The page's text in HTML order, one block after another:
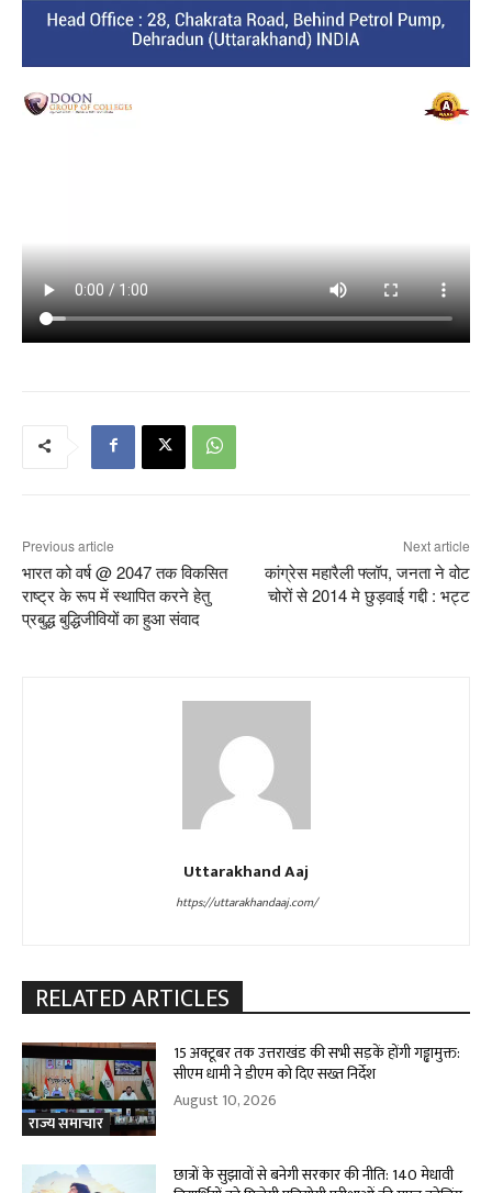
Previous article
भारत को वर्ष @ 2047 तक विकसित
राष्ट्र के रूप में स्थापित करने हेतु
प्रबुद्ध बुद्धिजीवियों का हुआ संवाद
Next article
कांग्रेस महारैली फ्लॉप, जनता ने वोट
चोरों से 2014 मे छुड़वाई गद्दी : भट्ट
Uttarakhand Aaj
https://uttarakhandaaj.com/
RELATED ARTICLES
राज्य समाचार
15 अक्टूबर तक उत्तराखंड की सभी सड़कें होंगी गड्ढामुक्त:
सीएम धामी ने डीएम को दिए सख्त निर्देश
August 10, 2026
छात्रों के सुझावों से बनेगी सरकार की नीति: 140 मेधावी